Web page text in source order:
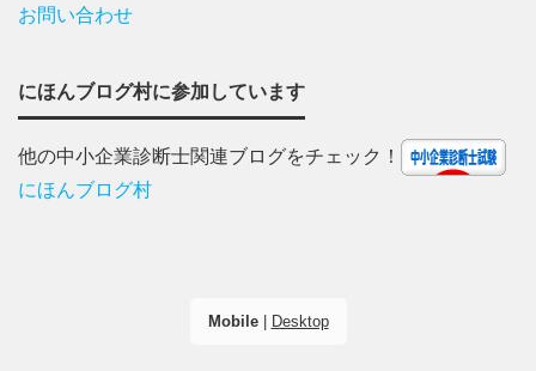
お問い合わせ
にほんブログ村に参加しています
他の中小企業診断士関連ブログをチェック！
にほんブログ村
Mobile| Desktop